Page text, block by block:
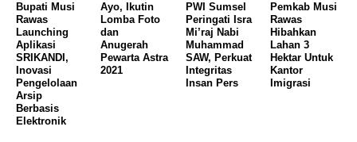
Bupati Musi
Rawas
Launching
Aplikasi
SRIKANDI,
Inovasi
Pengelolaan
Arsip
Berbasis
Elektronik
Ayo, Ikutin
Lomba Foto
dan
Anugerah
Pewarta Astra
2021
PWI Sumsel
Peringati Isra
Mi’raj Nabi
Muhammad
SAW, Perkuat
Integritas
Insan Pers
Pemkab Musi
Rawas
Hibahkan
Lahan 3
Hektar Untuk
Kantor
Imigrasi